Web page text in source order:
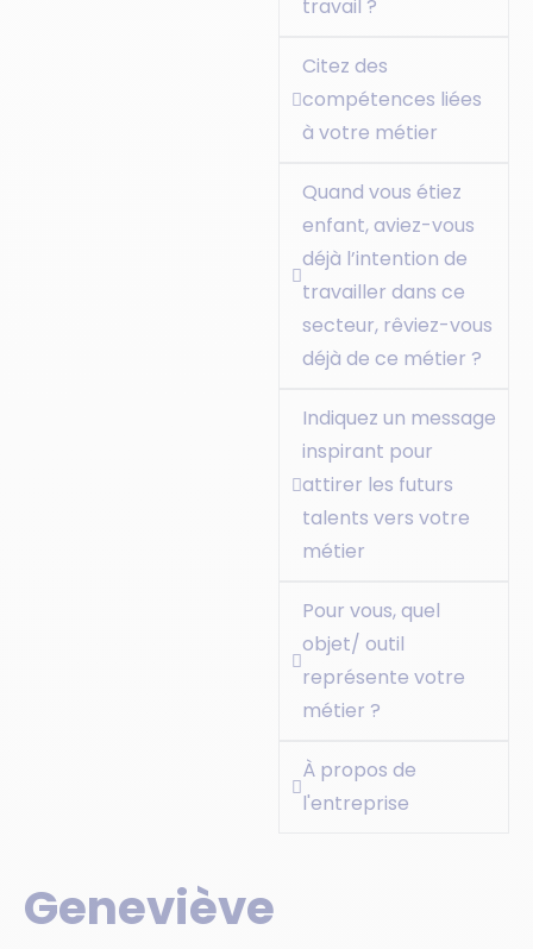
travail ?
Citez des
compétences liées
à votre métier
Quand vous étiez
enfant, aviez-vous
déjà l’intention de
travailler dans ce
secteur, rêviez-vous
déjà de ce métier ?
Indiquez un message
inspirant pour
attirer les futurs
talents vers votre
métier
Pour vous, quel
objet/ outil
représente votre
métier ?
À propos de
l'entreprise
Geneviève